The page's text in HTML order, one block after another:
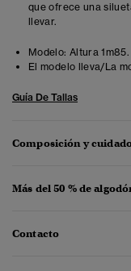
que ofrece una
llevar.
Modelo: Altura
El modelo lleva/La
Guía De Tallas
Composición y
Más del 50 % de
Contacto